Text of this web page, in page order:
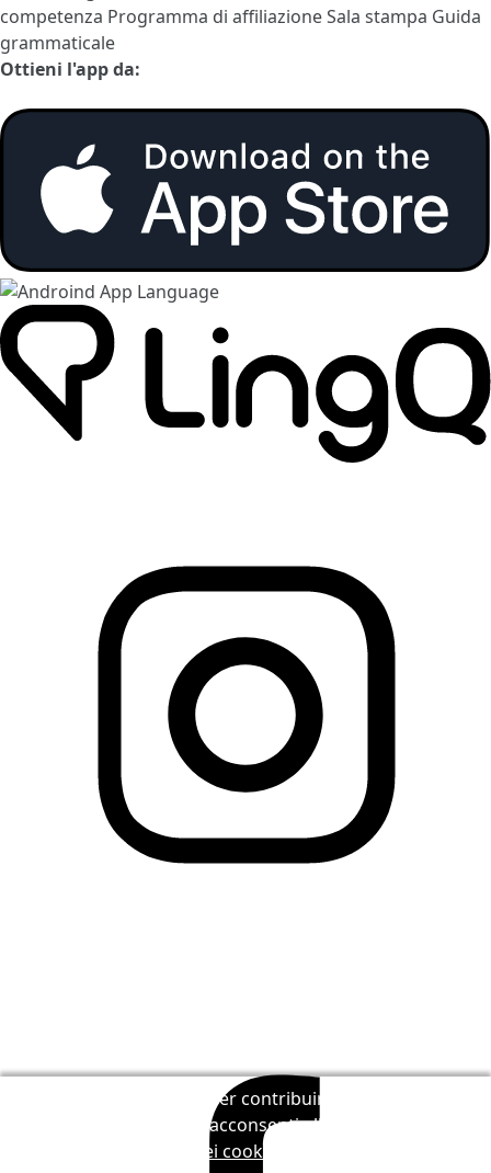
Utilizziamo i cookies per contribuire a migliorare
LingQ. Visitando il sito, acconsenti alla nostra
dei cookie
competenza Programma di affiliazioneSala stampa Guida
grammaticale
Ottieni l'app da: